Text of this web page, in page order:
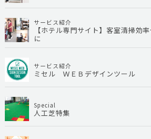
サービス紹介
【ホテル専門サイト】客室清掃効
に
サービス紹介
ミセル ＷＥＢデザインツール
Special
人工芝特集